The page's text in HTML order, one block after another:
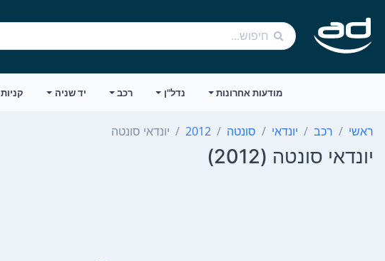
מודעות אחרונות נדל"ן רכב יד שניה קניות
ראשי רכב יונדאי סונטה 2012 יונדאי סונטה
יונדאי סונטה (2012)